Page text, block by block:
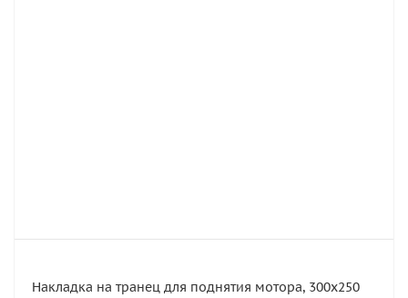
Накладка на транец для поднятия мотора, 300х250